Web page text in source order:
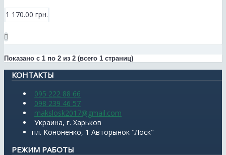
1 170.00 грн.
Показано с 1 по 2 из 2 (всего 1 страниц)
КОНТАКТЫ
095 222 88 66
098 239 46 57
makslosk2017@gmail.com
Украина, г. Харьков
пл. Кононенко, 1 Авторынок "Лоск"
РЕЖИМ РАБОТЫ